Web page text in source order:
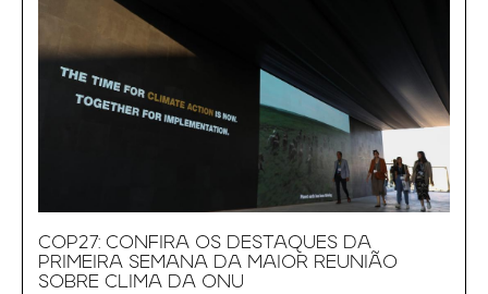
COP27: CONFIRA OS DESTAQUES DA
PRIMEIRA SEMANA DA MAIOR REUNIÃO
SOBRE CLIMA DA ONU